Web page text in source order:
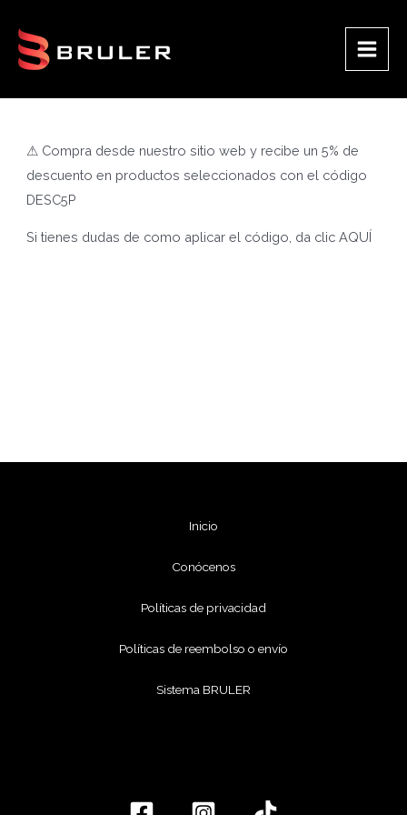
contenido
Main
⚠ Compra desde nuestro sitio web y recibe un 5% de
descuento en productos seleccionados con el código
DESC5P
Si tienes dudas de como aplicar el código, da clicAQUÍ
Inicio
Conócenos
Políticas de privacidad
Políticas de reembolso o envío
Sistema BRULER